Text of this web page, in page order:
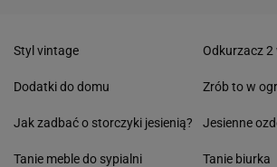
Styl vintage
Dodatki do domu
Jak zadbać o storczyki jesienią?
Tanie meble do sypialni
Odkurzacz 2
Zrób to w
Jesienne
Tanie biurka